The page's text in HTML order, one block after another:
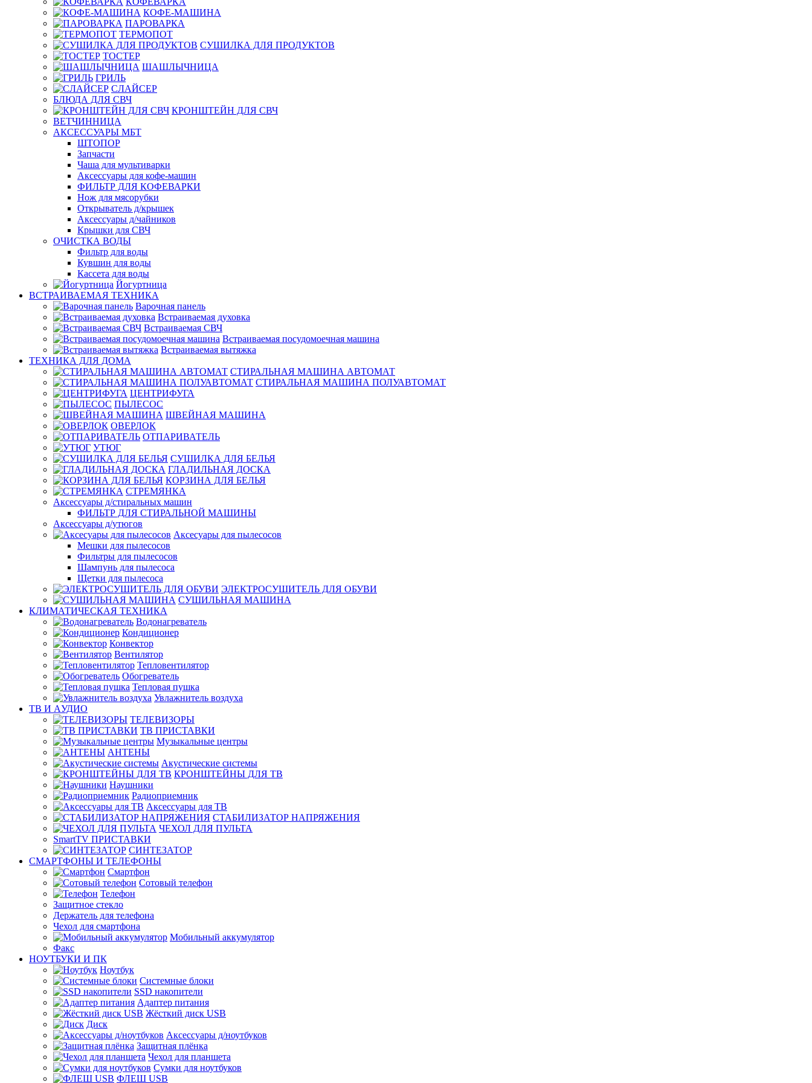
КОФЕ-МАШИНА
ПАРОВАРКА
ТЕРМОПОТ
СУШИЛКА ДЛЯ ПРОДУКТОВ
ТОСТЕР
ШАШЛЫЧНИЦА
ГРИЛЬ
СЛАЙСЕР
БЛЮДА ДЛЯ СВЧ
КРОНШТЕЙН ДЛЯ СВЧ
ВЕТЧИННИЦА
АКСЕССУАРЫ МБТ
ШТОПОР
Запчасти
Чаша для мультиварки
Аксессуары для кофе-машин
ФИЛЬТР ДЛЯ КОФЕВАРКИ
Нож для мясорубки
Открыватель д/крышек
Аксессуары д/чайников
Крышки для СВЧ
ОЧИСТКА ВОДЫ
Фильтр для воды
Кувшин для воды
Кассета для воды
Йогуртница
ВСТРАИВАЕМАЯ ТЕХНИКА
Варочная панель
Встраиваемая духовка
Встраиваемая СВЧ
Встраиваемая посудомоечная машина
Встраиваемая вытяжка
ТЕХНИКА ДЛЯ ДОМА
СТИРАЛЬНАЯ МАШИНА АВТОМАТ
СТИРАЛЬНАЯ МАШИНА ПОЛУАВТОМАТ
ЦЕНТРИФУГА
ПЫЛЕСОС
ШВЕЙНАЯ МАШИНА
ОВЕРЛОК
ОТПАРИВАТЕЛЬ
УТЮГ
СУШИЛКА ДЛЯ БЕЛЬЯ
ГЛАДИЛЬНАЯ ДОСКА
КОРЗИНА ДЛЯ БЕЛЬЯ
СТРЕМЯНКА
Аксессуары д/стиральных машин
ФИЛЬТР ДЛЯ СТИРАЛЬНОЙ МАШИНЫ
Аксессуары д/утюгов
Аксесуары для пылесосов
Мешки для пылесосов
Фильтры для пылесосов
Шампунь для пылесоса
Щетки для пылесоса
ЭЛЕКТРОСУШИТЕЛЬ ДЛЯ ОБУВИ
СУШИЛЬНАЯ МАШИНА
КЛИМАТИЧЕСКАЯ ТЕХНИКА
Водонагреватель
Кондиционер
Конвектор
Вентилятор
Тепловентилятор
Обогреватель
Тепловая пушка
Увлажнитель воздуха
ТВ И AУДИО
ТЕЛЕВИЗОРЫ
ТВ ПРИСТАВКИ
Музыкальные центры
АНТЕНЫ
Акустические системы
КРОНШТЕЙНЫ ДЛЯ ТВ
Наушники
Радиоприемник
Аксессуары для ТВ
СТАБИЛИЗАТОР НАПРЯЖЕНИЯ
ЧЕХОЛ ДЛЯ ПУЛЬТА
SmartTV ПРИСТАВКИ
СИНТЕЗАТОР
СМАРТФОНЫ И ТЕЛЕФОНЫ
Смартфон
Сотовый телефон
Телефон
Защитное стекло
Держатель для телефона
Чехол для смартфона
Мобильный аккумулятор
Факс
НОУТБУКИ И ПК
Ноутбук
Системные блоки
SSD накопители
Адаптер питания
Жёсткий диск USB
Диск
Аксессуары д/ноутбуков
Защитная плёнка
Чехол для планшета
Сумки для ноутбуков
ФЛЕШ USB